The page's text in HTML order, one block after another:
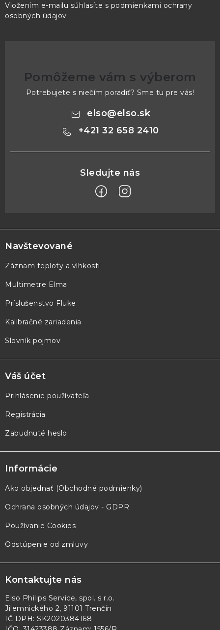
Vložením e-mailu súhlasíte s podmienkami ochrany
osobných údajov
Pomôžeme vám s výberom
Potrebujete s niečím poradiť? Sme tu pre vás!
elso@elso.sk
+421 32 658 2410
á
p
ä
e
Navštevované
Záznam teploty a vlhkosti
Multimetre Elma
Príslušenstvo Fluke
Kalibračné zariadenia
Slovník pojmov
Váš účet
Prihlásenie používateľa
Registrácia
Zabudnuté heslo
Informácie
Ako objednať (Obchodné podmienky)
Ochrana osobných údajov - GDPR
Používanie Cookies
Odstúpenie od zmluvy
Kontaktujte nás
Elso Philips Service, spol. s r.o.
Jilemnického 2, 91101 Trenčín
IČ DPH: SK2020384168